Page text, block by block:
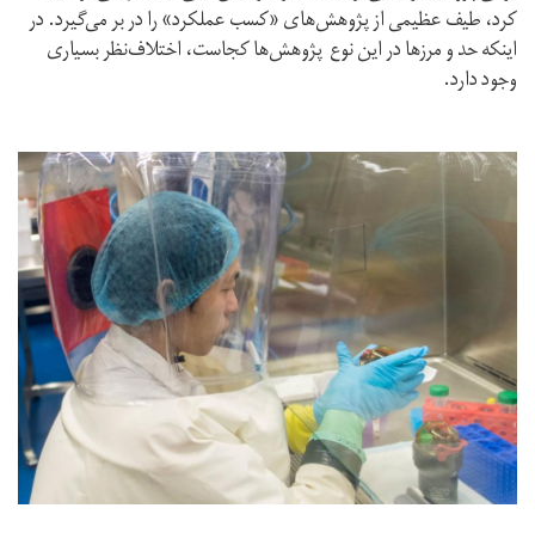
کرد، طیف عظیمی از پژوهش‌های «کسب عملکرد» را در بر می‌گیرد. در
اینکه حد و مرزها در این نوع پژوهش‌ها کجاست، اختلاف‌نظر بسیاری
وجود دارد.